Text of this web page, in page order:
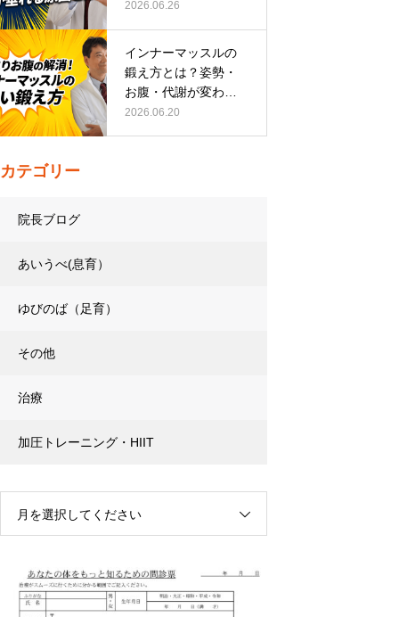
整える正しい方…
2026.06.26
インナーマッスルの
鍛え方とは？姿勢・
お腹・代謝が変わる
トレーニング…
2026.06.20
カテゴリー
院長ブログ
あいうべ(息育）
ゆびのば（足育）
その他
治療
加圧トレーニング・HIIT
月を選択してください